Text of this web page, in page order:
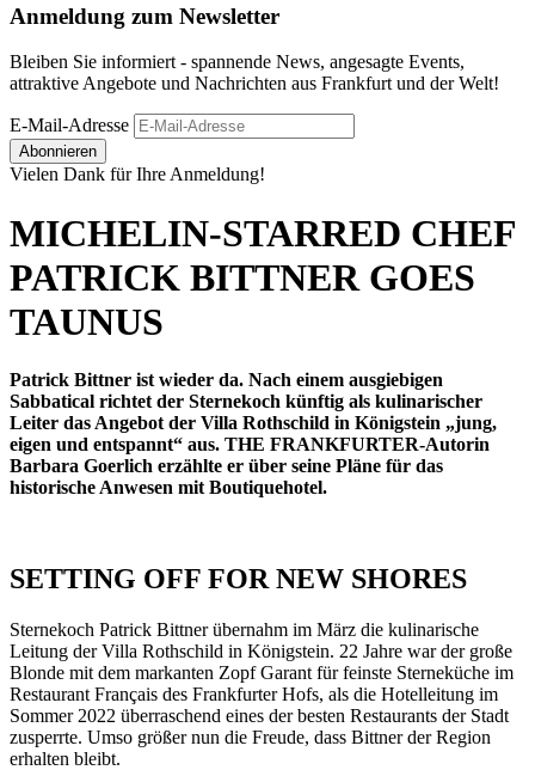
Anmeldung zum Newsletter
Bleiben Sie informiert - spannende News, angesagte Events,
attraktive Angebote und Nachrichten aus Frankfurt und der Welt!
E-Mail-Adresse
Abonnieren
Vielen Dank für Ihre Anmeldung!
MICHELIN-STARRED CHEF
PATRICK BITTNER GOES
TAUNUS
Patrick Bittner ist wieder da. Nach einem ausgiebigen
Sabbatical richtet der Sternekoch künftig als kulinarischer
Leiter das Angebot der Villa Rothschild in Königstein „jung,
eigen und entspannt“ aus. THE FRANKFURTER-Autorin
Barbara Goerlich erzählte er über seine Pläne für das
historische Anwesen mit Boutiquehotel.
SETTING OFF FOR NEW SHORES
Sternekoch Patrick Bittner übernahm im März die kulinarische
Leitung der Villa Rothschild in Königstein. 22 Jahre war der große
Blonde mit dem markanten Zopf Garant für feinste Sterneküche im
Restaurant Français des Frankfurter Hofs, als die Hotelleitung im
Sommer 2022 überraschend eines der besten Restaurants der Stadt
zusperrte. Umso größer nun die Freude, dass Bittner der Region
erhalten bleibt.